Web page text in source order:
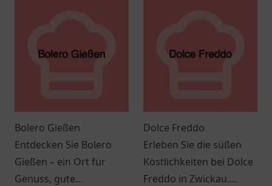
Momente.
Bolero Gießen
Entdecken Sie Bolero
Gießen – ein Ort für
Genuss, gute
Dolce Freddo
Erleben Sie die süßen
Köstlichkeiten bei Dolce
Freddo in Zwickau.